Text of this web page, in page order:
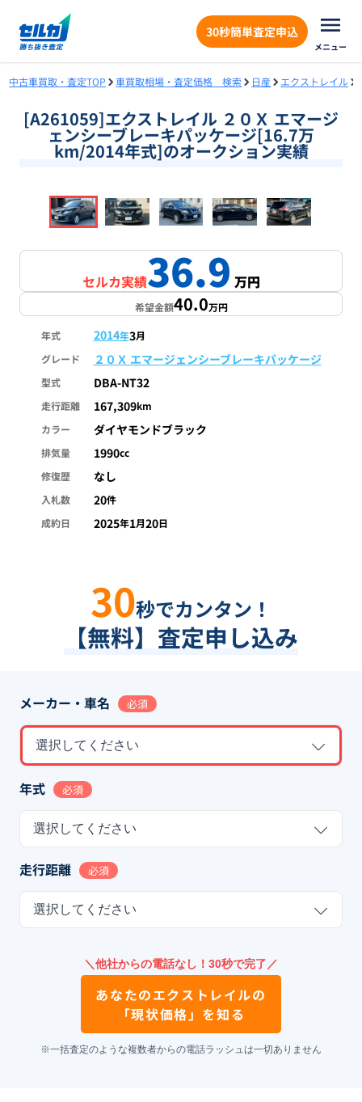
30秒簡単査定申込
メニュー
中古車買取・査定TOP 車買取相場・査定価格 検索 日産 エクストレイル
[A261059]エクストレイル ２０Ｘ エマージ
ェンシーブレーキパッケージ[16.7万
km/2014年式]のオークション実績
1/19
セルカ実績36.9万円
希望金額40.0万円
年式 2014年3月
グレード
２０Ｘ エマージェンシーブレーキパッケージ
型式 DBA-NT32
走行距離 167,309km
カラー
ダイヤモンドブラック
排気量 1990cc
修復歴
なし
入札数 20件
成約日
2025年1月20日
30秒でカンタン！
【無料】査定申し込み
メーカー・車名 必須
選択してください
年式 必須
選択してください
走行距離 必須
選択してください
＼他社からの電話なし！30秒で完了／
あなたのエクストレイルの
「現状価格」を知る
※一括査定のような複数者からの電話ラッシュは一切ありません